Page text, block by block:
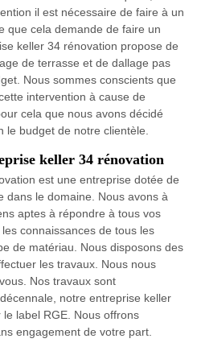
il est nécessaire de faire à un
que cela demande de faire un
keller 34 rénovation propose de
de terrasse et de dallage pas
Nous sommes conscients que
intervention à cause de
cela que nous avons décidé
le budget de notre clientèle.
keller 34 rénovation
est une entreprise dotée de
dans le domaine. Nous avons à
aptes à répondre à tous vos
connaissances de tous les
de matériau. Nous disposons des
les travaux. Nous nous
Nos travaux sont
notre entreprise keller
label RGE. Nous offrons
engagement de votre part.